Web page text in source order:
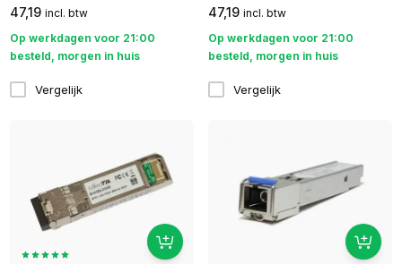
47,19 incl. btw
Op werkdagen voor 21:00
besteld, morgen in huis
Vergelijk
47,19 incl. btw
Op werkdagen voor 21:00
besteld, morgen in huis
Vergelijk